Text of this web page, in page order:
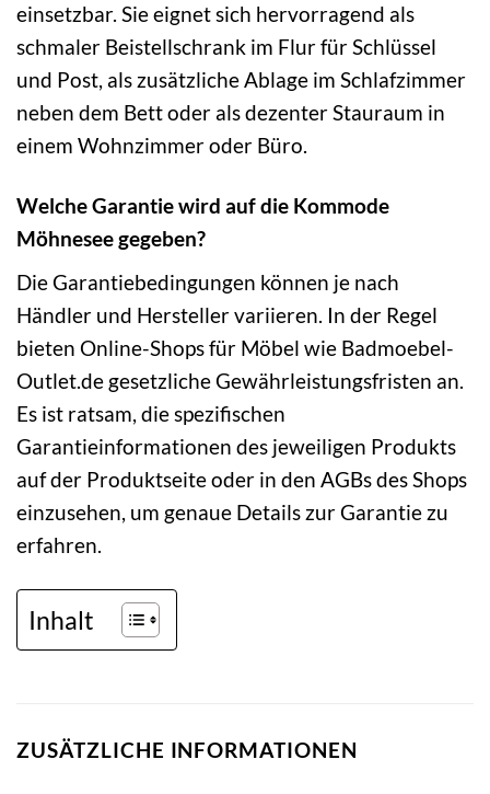
einsetzbar. Sie eignet sich hervorragend als
schmaler Beistellschrank im Flur für Schlüssel
und Post, als zusätzliche Ablage im Schlafzimmer
neben dem Bett oder als dezenter Stauraum in
einem Wohnzimmer oder Büro.
Welche Garantie wird auf die Kommode
Möhnesee gegeben?
Die Garantiebedingungen können je nach
Händler und Hersteller variieren. In der Regel
bieten Online-Shops für Möbel wie Badmoebel-
Outlet.de gesetzliche Gewährleistungsfristen an.
Es ist ratsam, die spezifischen
Garantieinformationen des jeweiligen Produkts
auf der Produktseite oder in den AGBs des Shops
einzusehen, um genaue Details zur Garantie zu
erfahren.
Inhalt
ZUSÄTZLICHE INFORMATIONEN